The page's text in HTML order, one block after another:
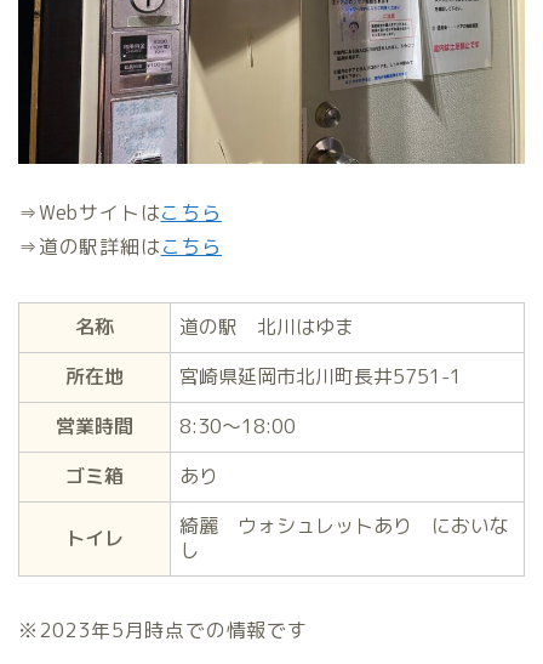
⇒Webサイトはこちら
⇒道の駅詳細はこちら
名称
道の駅 北川はゆま
所在地
宮崎県延岡市北川町長井5751-1
営業時間
8:30～18:00
ゴミ箱
あり
トイレ
綺麗 ウォシュレットあり においな
し
※2023年5月時点での情報です